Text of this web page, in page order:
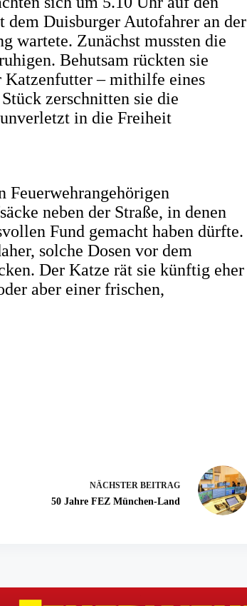
neuen
Tab)
Duisburger Autofahrer an der
wartete. Zunächst mussten die
Behutsam rückten sie
Katzenfutter – mithilfe eines
zerschnitten sie die
in die Freiheit
Feuerwehrangehörigen
neben der Straße, in denen
Fund gemacht haben dürfte.
solche Dosen vor dem
Der Katze rät sie künftig eher
aber einer frischen,
NÄCHSTERBEITRAG
50 Jahre FEZ München-Land